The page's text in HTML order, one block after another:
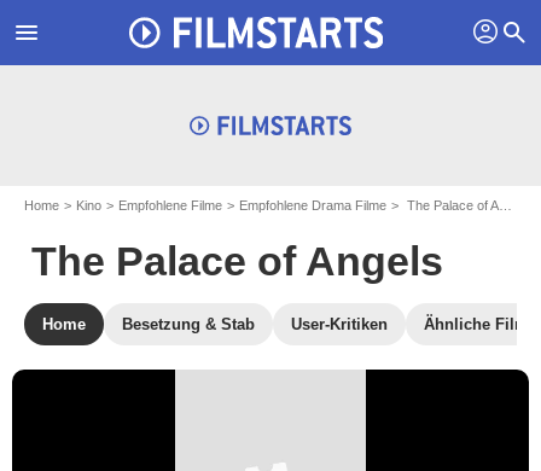
menu profil search
Home Kino Empfohlene Filme Empfohlene Drama Filme The Palace of Angels
The Palace of Angels
Home Besetzung & Stab User-Kritiken Ähnliche Filme